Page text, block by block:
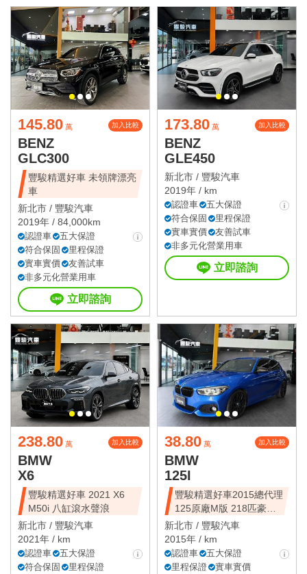
145.80 萬 加入比較
BENZ
GLC300
豐駿精選好車 未領牌漂亮
車
新北市 / 豐駿汽車
2019年 / 84,000km
認證車
五大保證
符合保固
里程保證
實車實價
友善試車
非多元化營業用車
立即諮詢
173.80 萬 加入比較
BENZ
GLE450
新北市 / 豐駿汽車
2019年 / km
認證車
五大保證
符合保固
里程保證
實車實價
友善試車
非多元化營業用車
立即諮詢
238.80 萬 加入比較
BMW
X6
豐駿精選好車 2021 X6
M50i 八缸滾水聲浪
新北市 / 豐駿汽車
2021年 / km
認證車
五大保證
符合保固
里程保證
38.80 萬 加入比較
BMW
125I
豐駿精選好車2015總代理
125原廠M版 218匹豪華
動力
新北市 / 豐駿汽車
2015年 / km
認證車
五大保證
里程保證
實車實價